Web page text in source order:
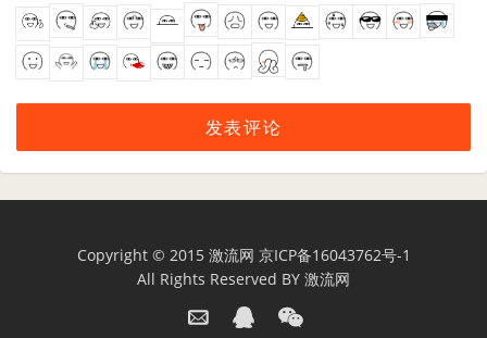
Copyright © 2015 激流网 京ICP备16043762号-1
All Rights Reserved BY 激流网